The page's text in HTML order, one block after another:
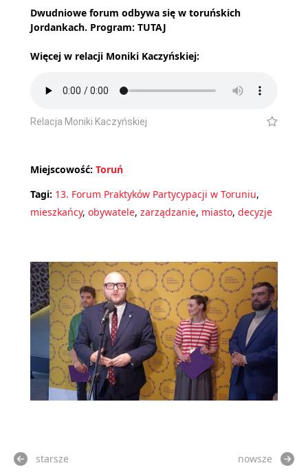
Dwudniowe forum odbywa się w toruńskich
Jordankach. Program: TUTAJ
Więcej w relacji Moniki Kaczyńskiej:
Relacja Moniki Kaczyńskiej
Miejscowość: Toruń
Tagi: 13. Forum Praktyków Partycypacji w Toruniu,
mieszkańcy, obywatele, zarządzanie, miasto, decyzje
starsze nowsze